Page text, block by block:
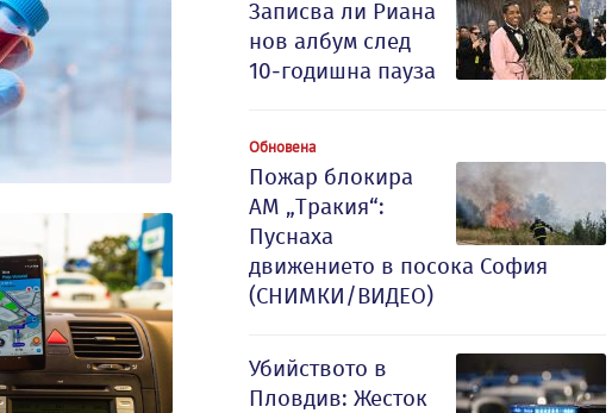
Записва ли Риана
нов албум след
10-годишна пауза
Обновена
Пожар блокира
АМ „Тракия“:
Пуснаха
движението в посока София
(СНИМКИ/ВИДЕО)
Убийството в
Пловдив: Жесток